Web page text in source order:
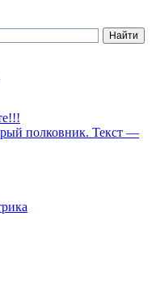
полковник. Текст —